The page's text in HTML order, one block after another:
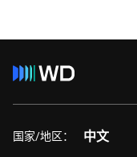
成功的职业生涯。
国家/地区： 中文